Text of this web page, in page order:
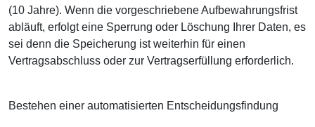
(10 Jahre). Wenn die vorgeschriebene Aufbewahrungsfrist
abläuft, erfolgt eine Sperrung oder Löschung Ihrer Daten, es
sei denn die Speicherung ist weiterhin für einen
Vertragsabschluss oder zur Vertragserfüllung erforderlich.
Bestehen einer automatisierten Entscheidungsfindung